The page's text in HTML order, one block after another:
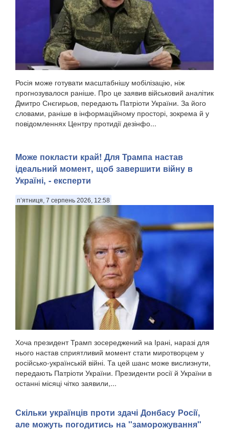
Росія може готувати масштабнішу мобілізацію, ніж
прогнозувалося раніше. Про це заявив військовий аналітик
Дмитро Снєгирьов, передають Патріоти України. За його
словами, раніше в інформаційному просторі, зокрема й у
повідомленнях Центру протидії дезінфо...
Може покласти край! Для Трампа настав
ідеальний момент, щоб завершити війну в
Україні, - експерти
п’ятниця, 7 серпень 2026, 12:58
Хоча президент Трамп зосереджений на Ірані, наразі для
нього настав сприятливий момент стати миротворцем у
російсько-українській війні. Та цей шанс може вислизнути,
передають Патріоти України. Президенти росії й України в
останні місяці чітко заявили,...
Скільки українців проти здачі Донбасу Росії,
але можуть погодитись на "заморожування"